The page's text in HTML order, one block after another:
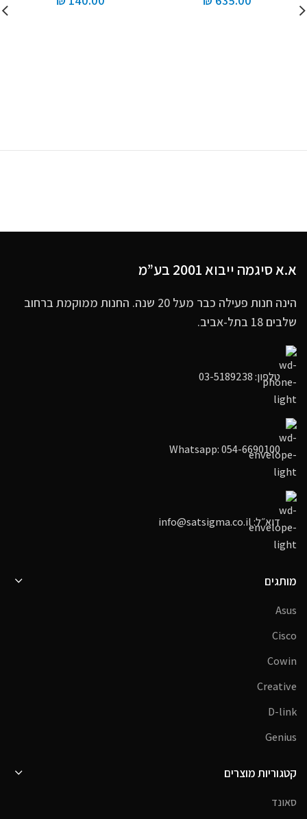
א.א סיגמה ייבוא 2001 בע”מ
הינה חנות פעילה כבר מעל 20 שנה. החנות ממוקמת ברחוב
שלבים 18 בתל-אביב.
טלפון: 03-5189238
Whatsapp: 054-6690100
דוא״ל: info@satsigma.co.il
מותגים
Asus
Cisco
Cowin
Creative
D-link
Genius
קטגוריות מוצרים
סאונד